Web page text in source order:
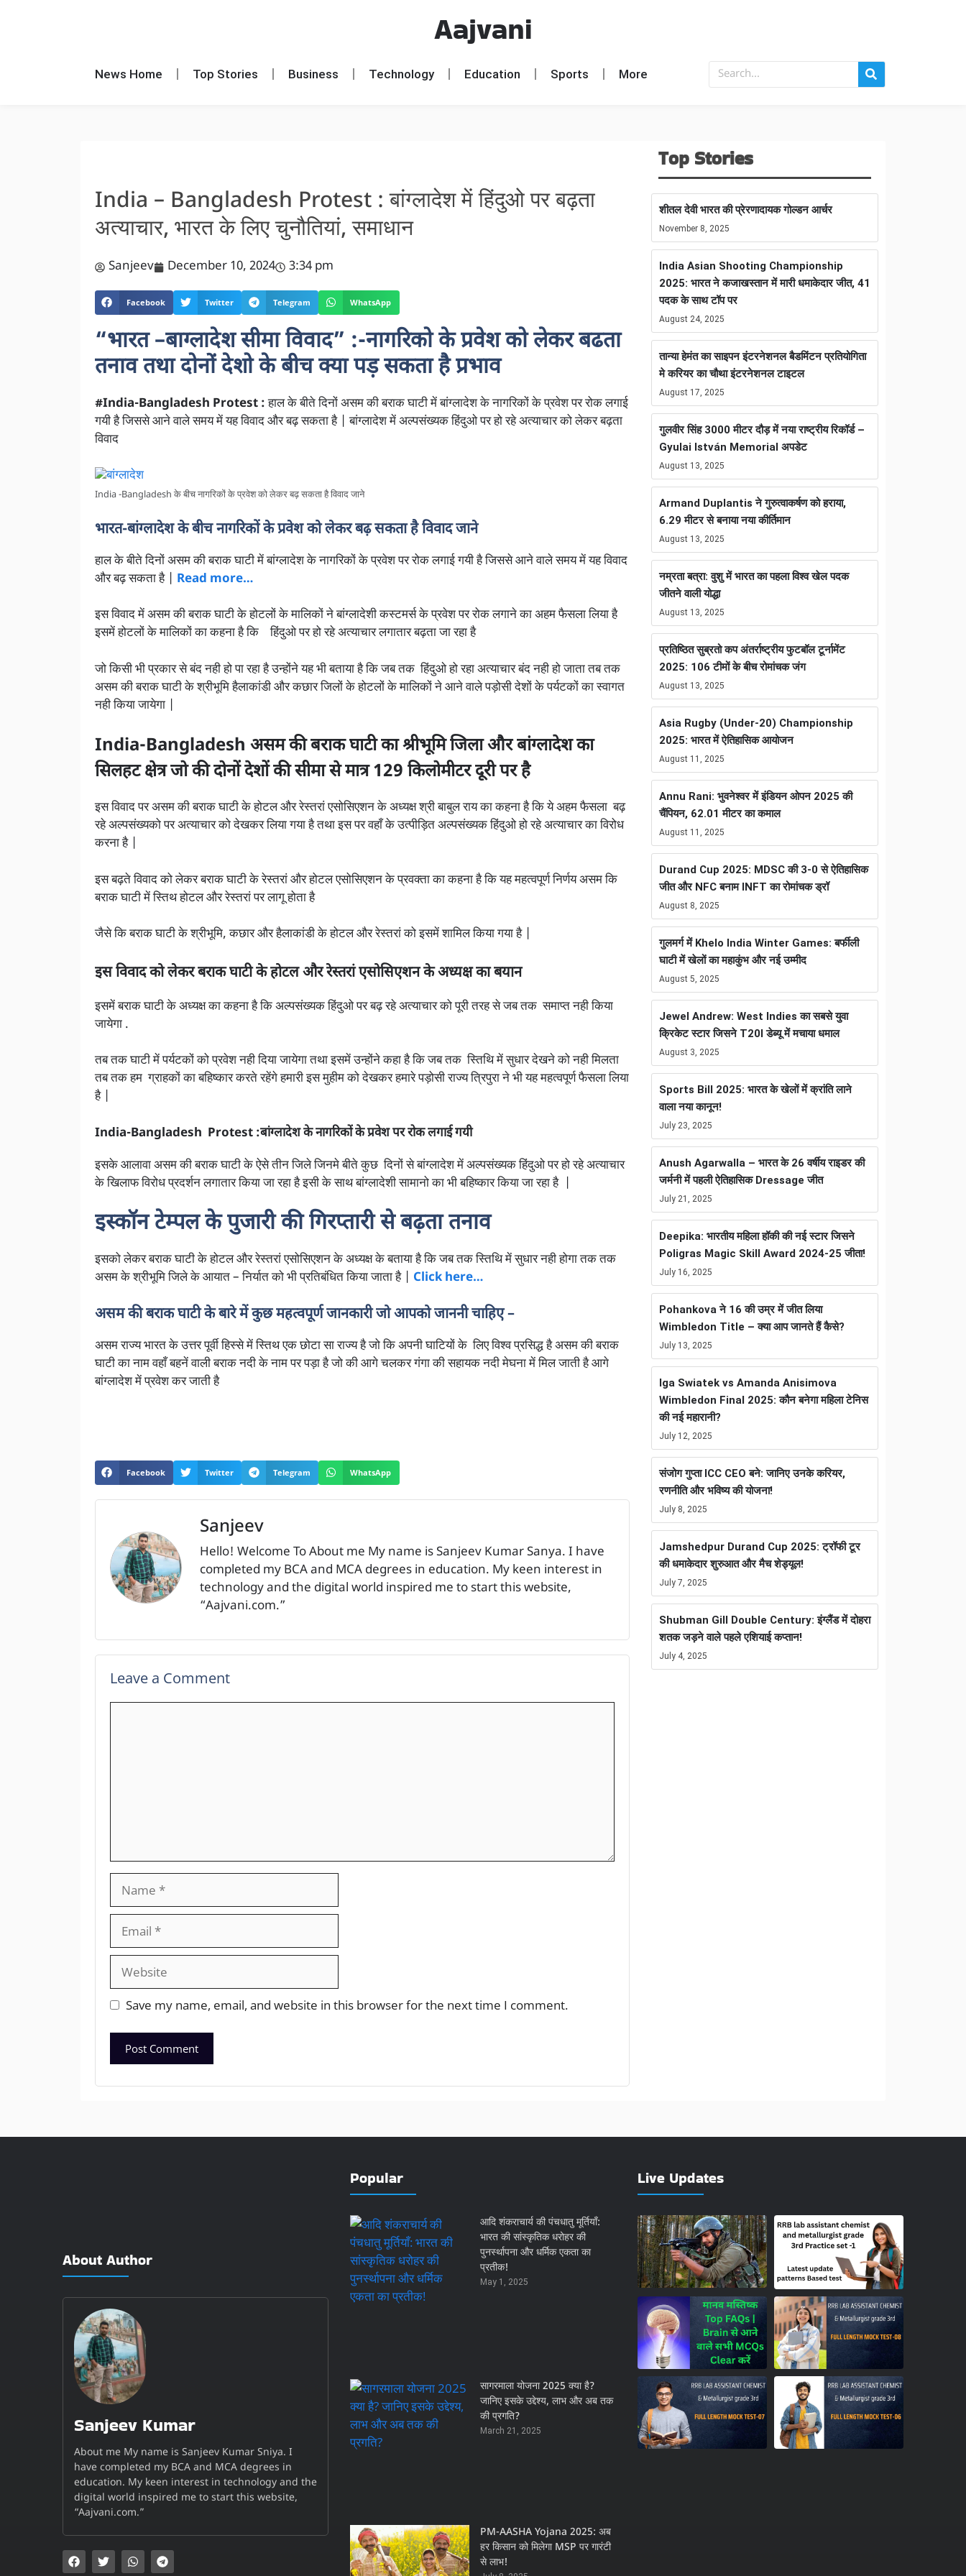
Aajvani
News Home Top Stories Business Technology Education Sports More
India – Bangladesh Protest : बांग्लादेश में हिंदुओ पर बढ़ता
अत्याचार, भारत के लिए चुनौतियां, समाधान
Sanjeev December 10, 2024 3:34 pm
Facebook Twitter Telegram WhatsApp
“भारत –बाग्लादेश सीमा विवाद” :-नागरिको के प्रवेश को लेकर बढता
तनाव तथा दोनों देशो के बीच क्या पड़ सकता है प्रभाव
#India-Bangladesh Protest :हाल के बीते दिनों असम की बराक घाटी में बांग्लादेश के नागरिकों के प्रवेश पर रोक लगाई
गयी है जिससे आने वाले समय में यह विवाद और बढ़ सकता है | बांग्लादेश में अल्पसंख्यक हिंदुओ पर हो रहे अत्याचार को लेकर बढ़ता
विवाद
India -Bangladesh के बीच नागरिकों के प्रवेश को लेकर बढ़ सकता है विवाद जाने
भारत-बांग्लादेश के बीच नागरिकों के प्रवेश को लेकर बढ़ सकता है विवाद जाने
हाल के बीते दिनों असम की बराक घाटी में बांग्लादेश के नागरिकों के प्रवेश पर रोक लगाई गयी है जिससे आने वाले समय में यह विवाद
और बढ़ सकता है | Read more…
इस विवाद में असम की बराक घाटी के होटलों के मालिकों ने बांग्लादेशी कस्टमर्स के प्रवेश पर रोक लगाने का अहम फैसला लिया है
इसमें होटलों के मालिकों का कहना है कि हिंदुओ पर हो रहे अत्याचार लगातार बढ़ता जा रहा है
जो किसी भी प्रकार से बंद नही हो पा रहा है उन्होंने यह भी बताया है कि जब तक हिंदुओ हो रहा अत्याचार बंद नही हो जाता तब तक
असम की बराक घाटी के श्रीभूमि हैलाकांडी और कछार जिलों के होटलों के मालिकों ने आने वाले पड़ोसी देशों के पर्यटकों का स्वागत
नही किया जायेगा |
India-Bangladesh असम की बराक घाटी का श्रीभूमि जिला और बांग्लादेश का
सिलहट क्षेत्र जो की दोनों देशों की सीमा से मात्र 129 किलोमीटर दूरी पर है
इस विवाद पर असम की बराक घाटी के होटल और रेस्तरां एसोसिएशन के अध्यक्ष श्री बाबुल राय का कहना है कि ये अहम फैसला बढ़
रहे अल्पसंख्यको पर अत्याचार को देखकर लिया गया है तथा इस पर वहाँ के उत्पीड़ित अल्पसंख्यक हिंदुओ हो रहे अत्याचार का विरोध
करना है |
इस बढ़ते विवाद को लेकर बराक घाटी के रेस्तरां और होटल एसोसिएशन के प्रवक्ता का कहना है कि यह महत्वपूर्ण निर्णय असम कि
बराक घाटी में स्तिथ होटल और रेस्तरां पर लागू होता है
जैसे कि बराक घाटी के श्रीभूमि, कछार और हैलाकांडी के होटल और रेस्तरां को इसमें शामिल किया गया है |
इस विवाद को लेकर बराक घाटी के होटल और रेस्तरां एसोसिएशन के अध्यक्ष का बयान
इसमें बराक घाटी के अध्यक्ष का कहना है कि अल्पसंख्यक हिंदुओ पर बढ़ रहे अत्याचार को पूरी तरह से जब तक समाप्त नही किया
जायेगा .
तब तक घाटी में पर्यटकों को प्रवेश नही दिया जायेगा तथा इसमें उन्होंने कहा है कि जब तक स्तिथि में सुधार देखने को नही मिलता
तब तक हम ग्राहकों का बहिष्कार करते रहेंगे हमारी इस मुहीम को देखकर हमारे पड़ोसी राज्य त्रिपुरा ने भी यह महत्वपूर्ण फैसला लिया
है |
India-Bangladesh Protest :बांग्लादेश के नागरिकों के प्रवेश पर रोक लगाई गयी
इसके आलावा असम की बराक घाटी के ऐसे तीन जिले जिनमे बीते कुछ दिनों से बांग्लादेश में अल्पसंख्यक हिंदुओ पर हो रहे अत्याचार
के खिलाफ विरोध प्रदर्शन लगातार किया जा रहा है इसी के साथ बांग्लादेशी सामानो का भी बहिष्कार किया जा रहा है |
इस्कॉन टेम्पल के पुजारी की गिरप्तारी से बढ़ता तनाव
इसको लेकर बराक घाटी के होटल और रेस्तरां एसोसिएशन के अध्यक्ष के बताया है कि जब तक स्तिथि में सुधार नही होगा तक तक
असम के श्रीभूमि जिले के आयात – निर्यात को भी प्रतिबंधित किया जाता है | Click here…
असम की बराक घाटी के बारे में कुछ महत्वपूर्ण जानकारी जो आपको जाननी चाहिए –
असम राज्य भारत के उत्तर पूर्वी हिस्से में स्तिथ एक छोटा सा राज्य है जो कि अपनी घाटियों के लिए विश्व प्रसिद्ध है असम की बराक
घाटी का नाम वहाँ बहनें वाली बराक नदी के नाम पर पड़ा है जो की आगे चलकर गंगा की सहायक नदी मेघना में मिल जाती है आगे
बांग्लादेश में प्रवेश कर जाती है
Facebook Twitter Telegram WhatsApp
Sanjeev
Hello! Welcome To About me My name is Sanjeev Kumar Sanya. I have
completed my BCA and MCA degrees in education. My keen interest in
technology and the digital world inspired me to start this website,
“Aajvani.com.”
Leave a Comment
Save my name, email, and website in this browser for the next time I comment.
Top Stories
शीतल देवी भारत की प्रेरणादायक गोल्डन आर्चर
November 8, 2025
India Asian Shooting Championship
2025: भारत ने कजाखस्तान में मारी धमाकेदार जीत, 41
पदक के साथ टॉप पर
August 24, 2025
तान्या हेमंत का साइपन इंटरनेशनल बैडमिंटन प्रतियोगिता
मे करियर का चौथा इंटरनेशनल टाइटल
August 17, 2025
गुलवीर सिंह 3000 मीटर दौड़ में नया राष्ट्रीय रिकॉर्ड –
Gyulai István Memorial अपडेट
August 13, 2025
Armand Duplantis ने गुरुत्वाकर्षण को हराया,
6.29 मीटर से बनाया नया कीर्तिमान
August 13, 2025
नम्रता बत्रा: वुशु में भारत का पहला विश्व खेल पदक
जीतने वाली योद्धा
August 13, 2025
प्रतिष्ठित सुब्रतो कप अंतर्राष्ट्रीय फुटबॉल टूर्नामेंट
2025: 106 टीमों के बीच रोमांचक जंग
August 13, 2025
Asia Rugby (Under-20) Championship
2025: भारत में ऐतिहासिक आयोजन
August 11, 2025
Annu Rani: भुवनेश्वर में इंडियन ओपन 2025 की
चैंपियन, 62.01 मीटर का कमाल
August 11, 2025
Durand Cup 2025: MDSC की 3-0 से ऐतिहासिक
जीत और NFC बनाम INFT का रोमांचक ड्रॉ
August 8, 2025
गुलमर्ग में Khelo India Winter Games: बर्फीली
घाटी में खेलों का महाकुंभ और नई उम्मीद
August 5, 2025
Jewel Andrew: West Indies का सबसे युवा
क्रिकेट स्टार जिसने T20I डेब्यू में मचाया धमाल
August 3, 2025
Sports Bill 2025: भारत के खेलों में क्रांति लाने
वाला नया कानून!
July 23, 2025
Anush Agarwalla – भारत के 26 वर्षीय राइडर की
जर्मनी में पहली ऐतिहासिक Dressage जीत
July 21, 2025
Deepika: भारतीय महिला हॉकी की नई स्टार जिसने
Poligras Magic Skill Award 2024-25 जीता!
July 16, 2025
Pohankova ने 16 की उम्र में जीत लिया
Wimbledon Title – क्या आप जानते हैं कैसे?
July 13, 2025
Iga Swiatek vs Amanda Anisimova
Wimbledon Final 2025: कौन बनेगा महिला टेनिस
की नई महारानी?
July 12, 2025
संजोग गुप्ता ICC CEO बने: जानिए उनके करियर,
रणनीति और भविष्य की योजना!
July 8, 2025
Jamshedpur Durand Cup 2025: ट्रॉफी टूर
की धमाकेदार शुरुआत और मैच शेड्यूल!
July 7, 2025
Shubman Gill Double Century: इंग्लैंड में दोहरा
शतक जड़ने वाले पहले एशियाई कप्तान!
July 4, 2025
About Author
Sanjeev Kumar
About me My name is Sanjeev Kumar Sniya. I
have completed my BCA and MCA degrees in
education. My keen interest in technology and the
digital world inspired me to start this website,
“Aajvani.com.”
Popular
आदि शंकराचार्य की पंचधातु मूर्तियाँ:
भारत की सांस्कृतिक धरोहर की
पुनर्स्थापना और धर्मिक एकता का
प्रतीक!
May 1, 2025
सागरमाला योजना 2025 क्या है?
जानिए इसके उद्देश्य, लाभ और अब तक
की प्रगति?
March 21, 2025
PM-AASHA Yojana 2025: अब
हर किसान को मिलेगा MSP पर गारंटी
से लाभ!
Live Updates